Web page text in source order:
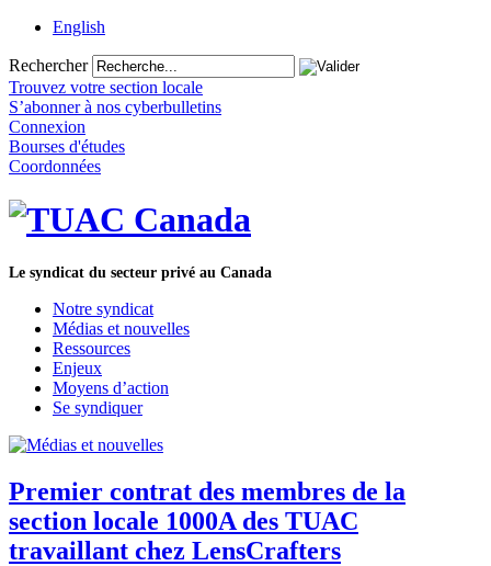
English
Rechercher
Trouvez votre section locale
S’abonner à nos cyberbulletins
Connexion
Bourses d'études
Coordonnées
Le syndicat du secteur privé au Canada
Notre syndicat
Médias et nouvelles
Ressources
Enjeux
Moyens d’action
Se syndiquer
Premier contrat des membres de la
section locale 1000A des TUAC
travaillant chez LensCrafters